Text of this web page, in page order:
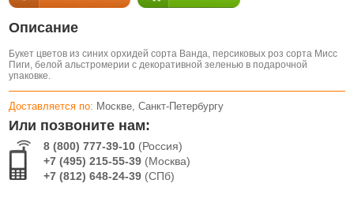
Описание
Букет цветов из синих орхидей сорта Ванда, персиковых роз сорта Мисс
Пиги, белой альстромерии с декоративной зеленью в подарочной
упаковке.
Доставляется по: Москве, Санкт-Петербургу
Или позвоните нам:
8 (800) 777-39-10 (Россия)
+7 (495) 215-55-39 (Москва)
+7 (812) 648-24-39 (СПб)